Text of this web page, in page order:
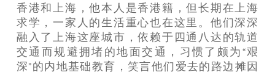
香港和上海，他本人是香港籍，但长期在上海
求学，一家人的生活重心也在这里。他们深深
融入了上海这座城市，依赖于四通八达的轨道
交通而规避拥堵的地面交通，习惯了颇为“艰
深”的内地基础教育，笑言他们爱去的路边摊因